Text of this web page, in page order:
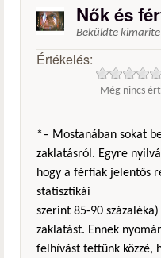
Nők és
Beküldte kimarite
Értékelés:
Még nincs
*– Mostanában sokat
zaklatásról. Egyre
hogy a férfiak jelentős
statisztikái
szerint 85-90
zaklatást. Ennek
felhívást tettünk közzé,